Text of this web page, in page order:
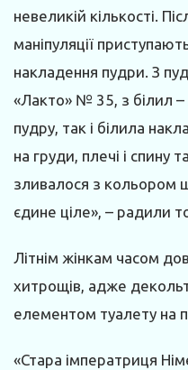
невеликій кількості.
маніпуляції
накладення пудри. З
«Лакто» № 35, з білил
пудру, так і білила
на груди, плечі і спину
зливалося з кольором
єдине ціле», – радили
Літнім жінкам часом
хитрощів, адже
елементом туалету на
«Стара імператриця